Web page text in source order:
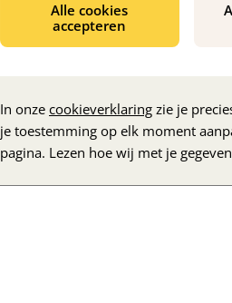
Alle cookies
accepteren
In onze cookieverklaring zie je
je toestemming op elk moment
pagina. Lezen hoe wij met je